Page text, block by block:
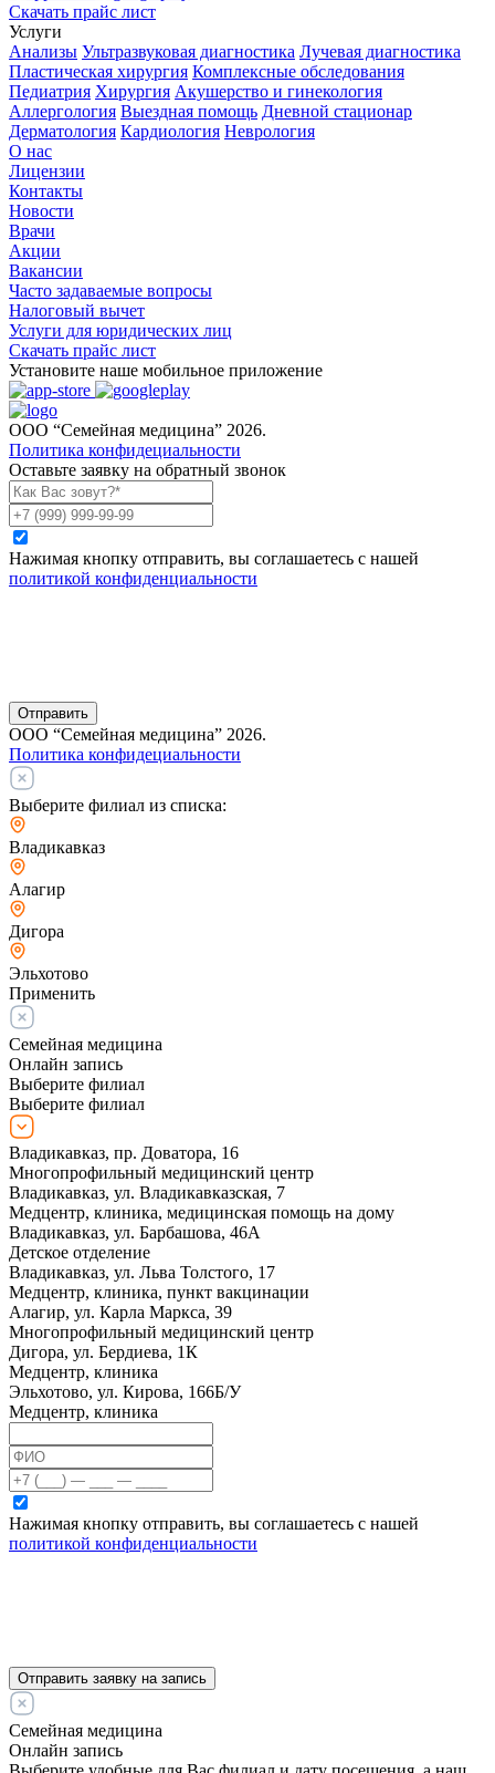
Скачать прайс лист
Услуги
Анализы Ультразвуковая диагностика Лучевая диагностика
Пластическая хирургия Комплексные обследования
Педиатрия Хирургия Акушерство и гинекология
Аллергология Выездная помощь Дневной стационар
Дерматология Кардиология Неврология
О нас
Лицензии
Контакты
Новости
Врачи
Акции
Вакансии
Часто задаваемые вопросы
Налоговый вычет
Услуги для юридических лиц
Скачать прайс лист
Установите наше мобильное приложение
ООО “Семейная медицина” 2026.
Политика конфидециальности
Оставьте заявку на обратный звонок
Нажимая кнопку отправить, вы соглашаетесь с нашей
политикой конфиденциальности
Отправить
ООО “Семейная медицина” 2026.
Политика конфидециальности
Выберите филиал из списка:
Владикавказ
Алагир
Дигора
Эльхотово
Применить
Семейная медицина
Онлайн запись
Выберите филиал
Выберите филиал
Владикавказ, пр. Доватора, 16
Многопрофильный медицинский центр
Владикавказ, ул. Владикавказская, 7
Медцентр, клиника, медицинская помощь на дому
Владикавказ, ул. Барбашова, 46А
Детское отделение
Владикавказ, ул. Льва Толстого, 17
Медцентр, клиника, пункт вакцинации
Алагир, ул. Карла Маркса, 39
Многопрофильный медицинский центр
Дигора, ул. Бердиева, 1К
Медцентр, клиника
Эльхотово, ул. Кирова, 166Б/У
Медцентр, клиника
Нажимая кнопку отправить, вы соглашаетесь с нашей
политикой конфиденциальности
Отправить заявку на запись
Семейная медицина
Онлайн запись